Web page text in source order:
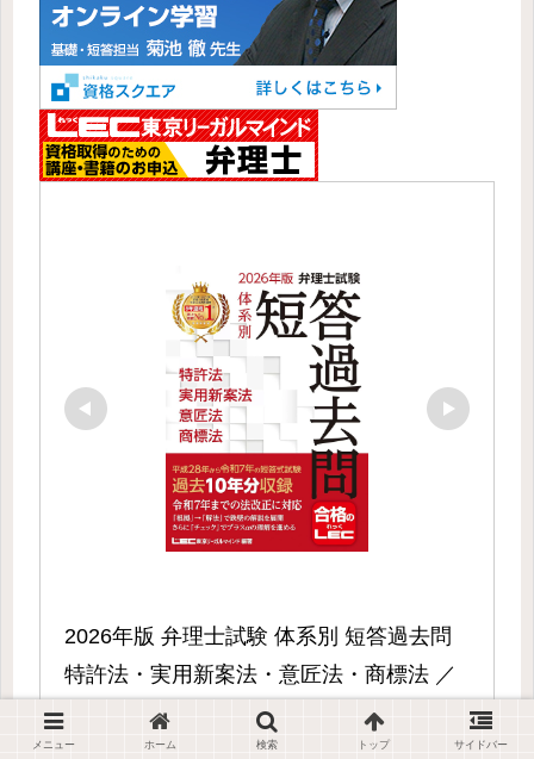
2026年版 弁理士試験 体系別 短答過去問
特許法・実用新案法・意匠法・商標法 ／
東京リーガルマインド
メニュー ホーム 検索 トップ サイドバー